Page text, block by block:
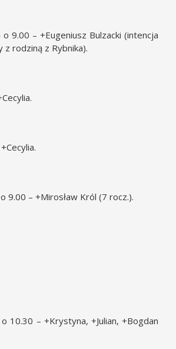
9.00 – +Eugeniusz Bulzacki (intencja
rodziną z Rybnika).
9.00 – +Mirosław Król (7 rocz.).
10.30 – +Krystyna, +Julian, +Bogdan